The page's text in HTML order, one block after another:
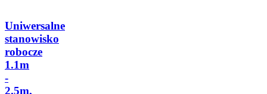
Uniwersalne
stanowisko
robocze
1.1m
-
2.5m,